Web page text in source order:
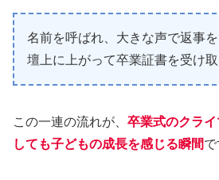
名前を呼ばれ、大きな声で返事を
壇上に上がって卒業証書を受け取
この一連の流れが、 卒業式のクラ
しても子どもの成長を感じる瞬間で